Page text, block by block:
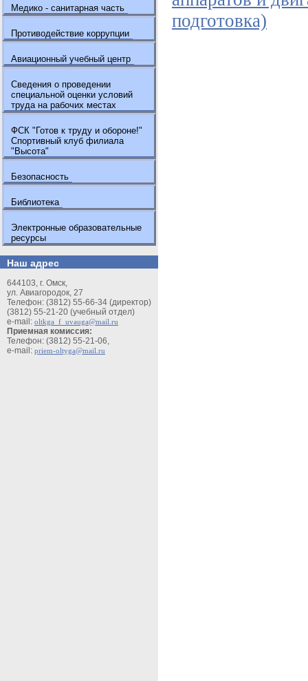
Медико - санитарная часть
Противодействие коррупции
Авиационный учебный центр
Сведения о проведении
специальной оценки условий
труда на рабочих местах
ФСК "Готов к труду и обороне!"
Спортивный клуб филиала
"Высота"
Безопасность
Библиотека
Электронные образовательные
ресурсы
Наш адрес
644103, г. Омск,
ул. Авиагородок, 27
Телефон: (3812) 55-66-34 (директор)
(3812) 55-21-20 (учебный отдел)
e-mail: oltkga_f_uvauga@mail.ru
Приемная комиссия:
Телефон: (3812) 55-21-06,
e-mail: priem-oltyga@mail.ru
подготовка)